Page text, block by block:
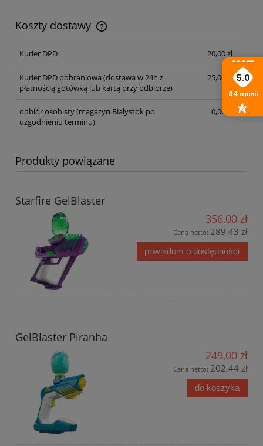
Koszty dostawy
Cena nie zawiera ewentualnych kosztów płatności
Kurier DPD
20,00 zł
Kurier DPD pobraniowa (dostawa w 24h z
płatnością gotówką lub kartą przy odbiorze)
25,00 zł
odbiór osobisty(magazyn Białystok po
uzgodnieniu terminu)
0,00 zł
Produkty powiązane
Starfire GelBlaster
356,00 zł
Cena netto: 289,43 zł
powiadom o dostępności
GelBlaster Piranha
249,00 zł
Cena netto: 202,44 zł
do koszyka
5.0
84 opinii